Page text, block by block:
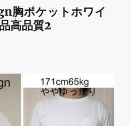
胸ポケットホワイ
品高品質2